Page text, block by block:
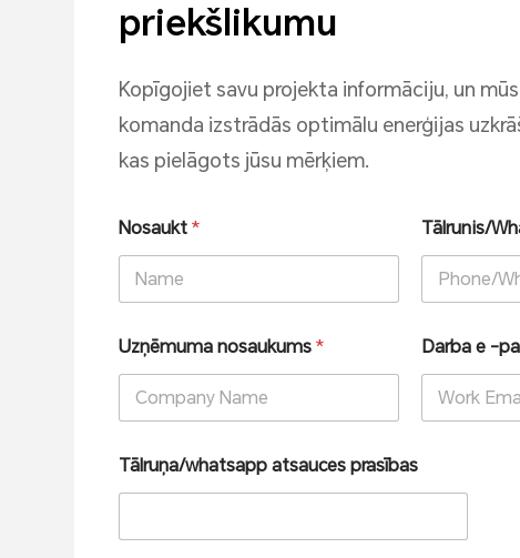
priekšlikumu
Kopīgojiet savu projekta informāciju, un
komanda izstrādās optimālu enerģijas
kas pielāgots jūsu mērķiem.
Nosaukt* Tālrunis/
Uzņēmuma nosaukums* Darba e -
Tālruņa/whatsapp atsauces prasības